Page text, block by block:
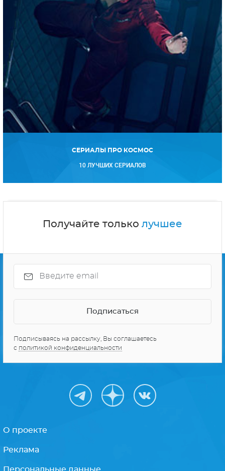
СЕРИАЛЫ ПРО КОСМОС
10 ЛУЧШИХ СЕРИАЛОВ
Получайте только лучшее
Подписываясь на рассылку, Вы соглашаетесь
с политикой конфиденциальности
О проекте
Реклама